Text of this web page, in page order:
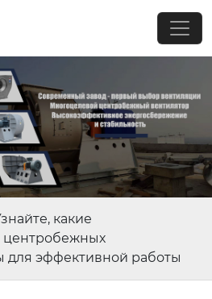
какие
для эффективной работы